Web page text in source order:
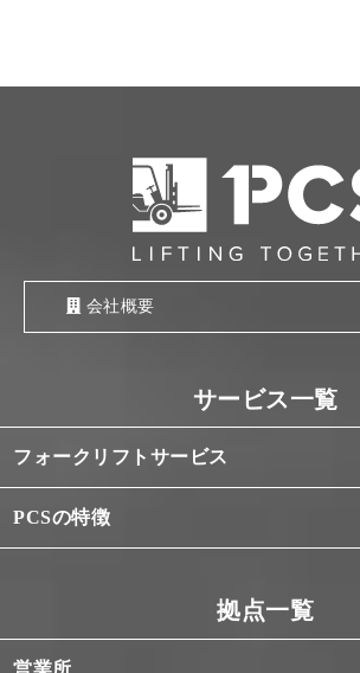
会社概要
フォークリフトサービス
PCSの特徴
営業所